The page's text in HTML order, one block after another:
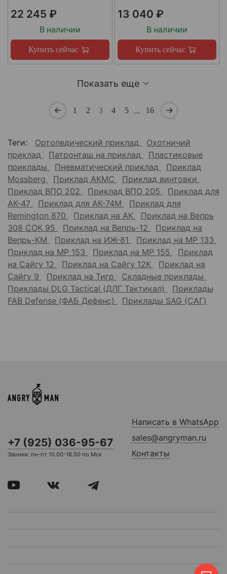
22 245 ₽
В наличии
Купить сейчас
13 040 ₽
В наличии
Купить сейчас
Показать еще
1 2 3 4 5 … 16
Теги: Ортопедический приклад
Охотничий
приклад
Патронташ на приклад
Пластиковые
приклады
Пневматический приклад
Приклад
Mossberg
Приклад АКМС
Приклад винтовки
Приклад ВПО 202
Приклад ВПО 205
Приклад для
АК-47
Приклад для АК-74М
Приклад для
Remington 870
Приклад на АК
Приклад на Вепрь
308 СОК 95
Приклад на Вепрь-12
Приклад на
Вепрь-КМ
Приклад на ИЖ-81
Приклад на МР 133
Приклад на МР 153
Приклад на МР 155
Приклад
на Сайгу 12
Приклад на Сайгу 12К
Приклад на
Сайгу 9
Приклад на Тигр
Складные приклады
Приклады DLG Tactical (ДЛГ Тактикал)
Приклады
FAB Defense (ФАБ Дефенс)
Приклады SAG (САГ)
+7 (925) 036-95-67
Звонки: пн-пт 10.00-18.00 по Мск
Написать в WhatsApp
sales@angryman.ru
Контакты